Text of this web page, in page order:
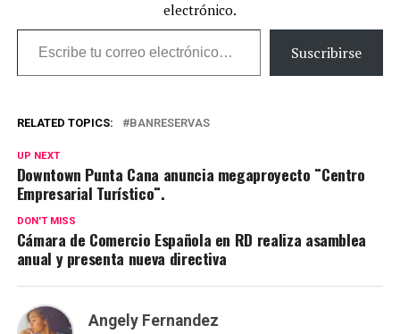
electrónico.
Escribe tu correo electrónico…
Suscribirse
RELATED TOPICS: BANRESERVAS
UP NEXT
Downtown Punta Cana anuncia megaproyecto ¨Centro
Empresarial Turístico¨.
DON'T MISS
Cámara de Comercio Española en RD realiza asamblea
anual y presenta nueva directiva
Angely Fernandez